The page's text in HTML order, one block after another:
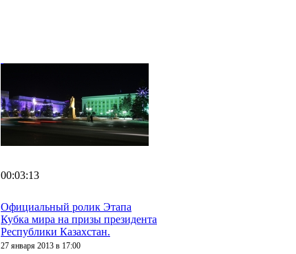
00:03:13
Официальный ролик Этапа
Кубка мира на призы президента
Республики Казахстан.
27 января 2013 в 17:00